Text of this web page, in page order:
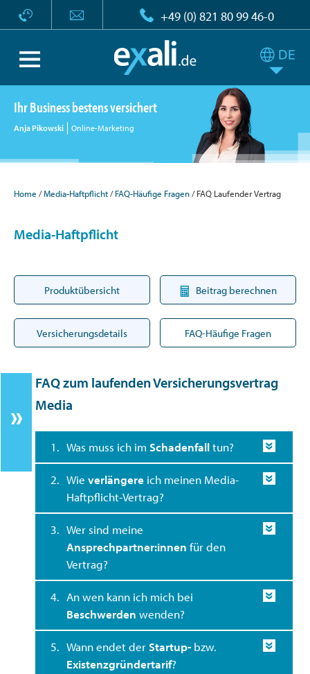
+49 (0) 821 80 99 46-0
Ihr Business bestens versichert
Anja Pikowski Online-Marketing
Home Media-Haftpflicht FAQ-Häufige Fragen FAQ Laufender Vertrag
Media-Haftpflicht
Produktübersicht Beitrag berechnen
Versicherungsdetails FAQ-Häufige Fragen
FAQ zum laufenden Versicherungsvertrag
Media
1. Was muss ich imSchadenfalltun?
2. Wieverlängere ich meinen Media-
Haftpflicht-Vertrag?
3. Wer sind meine
Ansprechpartner:innen für den
Vertrag?
4. An wen kann ich mich bei
Beschwerden wenden?
5. Wann endet derStartup- bzw.
Existenzgründertarif?